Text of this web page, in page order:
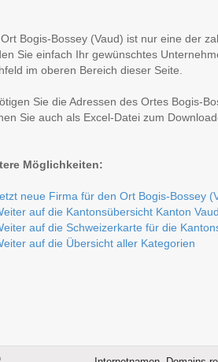
Bogis-Bossey (Vaud) ist nur eine der
Sie einfach Ihr gewünschtes
im oberen Bereich dieser Seite.
Sie die Adressen des Ortes Bogis-
Sie auch als Excel-Datei zum
Möglichkeiten:
neue Firma für den Ort Bogis-Bossey
auf die Kantonsübersicht Kanton Vaud
auf die Schweizerkarte für die
auf die Übersicht aller Kategorien